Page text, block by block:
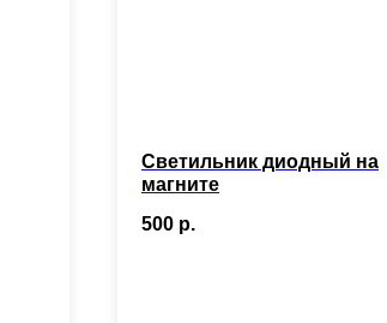
Светильник диодный на
магните
500 р.